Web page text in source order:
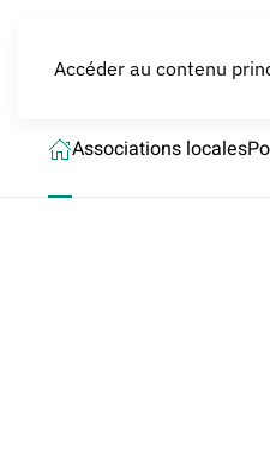
Accéder au contenu
LES CROQUEURS
Associations locales